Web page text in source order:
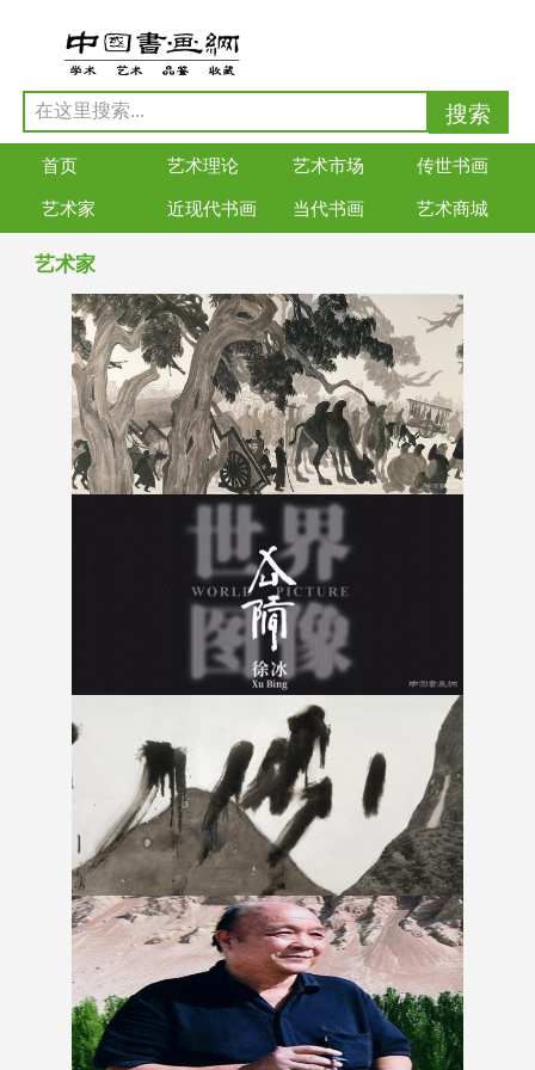
首页 艺术理论 艺术市场 传世书画
艺术家 近现代书画 当代书画 艺术商城
艺术家